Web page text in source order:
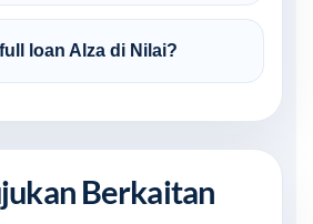
loan Alza di Nilai?
Berkaitan